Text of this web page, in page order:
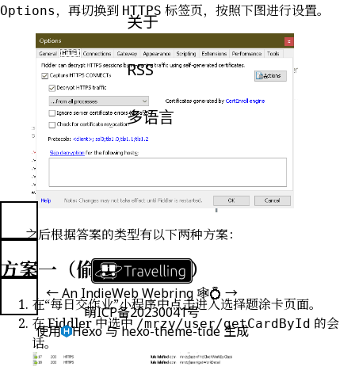
关于
RSS
多语言
←An IndieWeb Webring 🕸💍→
萌ICP备20230041号
使用
Hexo与hexo-theme-tide生成
Options ，再切换到 HTTPS 标签页，按照下图进行设置。
之后根据答案的类型有以下两种方案：
方案一（偷选择题答案）
在“每日交作业”小程序中点击进入选择题涂卡页面。
在 Fiddler 中选中 /mrzy/user/getCardById 的会
话。